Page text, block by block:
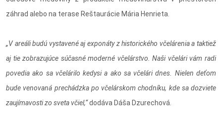
záhrad alebo na terase Reštaurácie Mária Henrieta.
„V areáli budú vystavené aj exponáty z historického včelárenia a taktiež
aj tie zobrazujúce súčasné moderné včelárstvo. Naši včelári vám radi
povedia ako sa včelárilo kedysi a ako sa včelári dnes. Nielen deťom
bude venovaná prechádzka po včelárskom chodníku, kde sa dozviete
zaujímavosti zo sveta včiel,“dodáva Dáša Dzurechová.